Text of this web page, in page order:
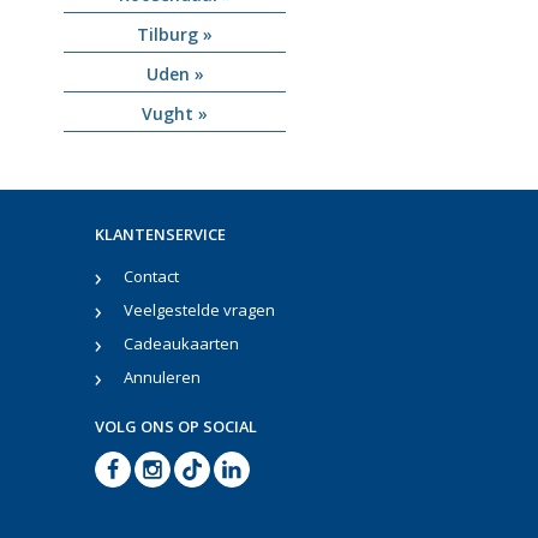
Tilburg »
Uden »
Vught »
KLANTENSERVICE
Contact
Veelgestelde vragen
Cadeaukaarten
Annuleren
VOLG ONS OP SOCIAL